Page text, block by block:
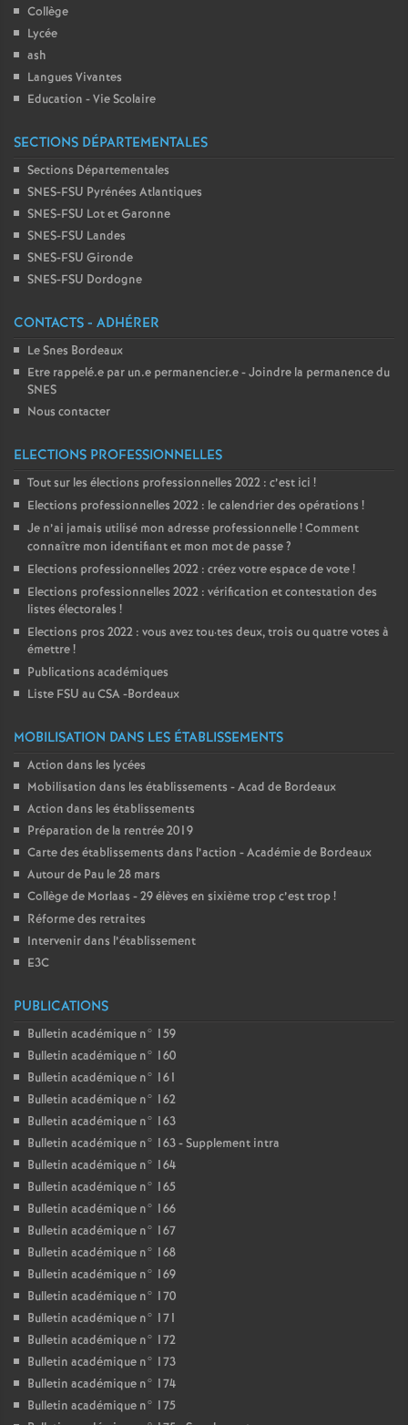
Collège
Lycée
ash
Langues Vivantes
Education - Vie Scolaire
SECTIONS DÉPARTEMENTALES
Sections Départementales
SNES-FSU Pyrénées Atlantiques
SNES-FSU Lot et Garonne
SNES-FSU Landes
SNES-FSU Gironde
SNES-FSU Dordogne
CONTACTS - ADHÉRER
Le Snes Bordeaux
Etre rappelé.e par un.e permanencier.e - Joindre la permanence du
SNES
Nous contacter
ELECTIONS PROFESSIONNELLES
Tout sur les élections professionnelles 2022 : c’est ici !
Elections professionnelles 2022 : le calendrier des opérations !
Je n’ai jamais utilisé mon adresse professionnelle! Comment
connaître mon identifiant et mon mot de passe?
Elections professionnelles 2022 : créez votre espace de vote!
Elections professionnelles 2022 : vérification et contestation des
listes électorales !
Elections pros 2022 : vous avez tou·tes deux, trois ou quatre votes à
émettre!
Publications académiques
Liste FSU au CSA -Bordeaux
MOBILISATION DANS LES ÉTABLISSEMENTS
Action dans les lycées
Mobilisation dans les établissements - Acad de Bordeaux
Action dans les établissements
Préparation de la rentrée 2019
Carte des établissements dans l’action - Académie de Bordeaux
Autour de Pau le 28 mars
Collège de Morlaas - 29 élèves en sixième trop c’est trop!
Réforme des retraites
Intervenir dans l’établissement
E3C
PUBLICATIONS
Bulletin académique n° 159
Bulletin académique n° 160
Bulletin académique n° 161
Bulletin académique n° 162
Bulletin académique n° 163
Bulletin académique n° 163 - Supplement intra
Bulletin académique n° 164
Bulletin académique n° 165
Bulletin académique n° 166
Bulletin académique n° 167
Bulletin académique n° 168
Bulletin académique n° 169
Bulletin académique n° 170
Bulletin académique n° 171
Bulletin académique n° 172
Bulletin académique n° 173
Bulletin académique n° 174
Bulletin académique n° 175